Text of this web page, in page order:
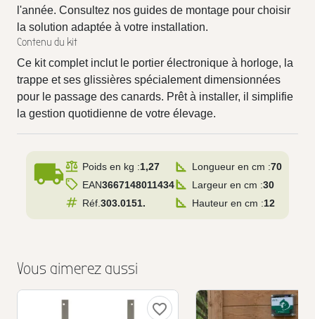
l'année. Consultez nos guides de montage pour choisir
la solution adaptée à votre installation.
Contenu du kit
Ce kit complet inclut le portier électronique à horloge, la
trappe et ses glissières spécialement dimensionnées
pour le passage des canards. Prêt à installer, il simplifie
la gestion quotidienne de votre élevage.
local_shipping Poids en kg :1,27
EAN3667148011434
Réf. 303.0151.
Longueur en cm :70
Largeur en cm :30
Hauteur en cm :12
Vous aimerez aussi
favorite_border